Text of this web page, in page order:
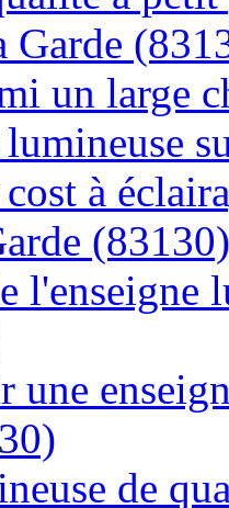
Garde
un large
à
(83130)
l'enseigne
une
de